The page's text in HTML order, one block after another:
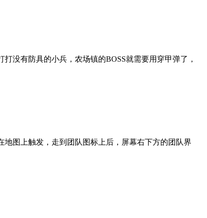
没有防具的小兵，农场镇的BOSS就需要用穿甲弹了，
图上触发，走到团队图标上后，屏幕右下方的团队界